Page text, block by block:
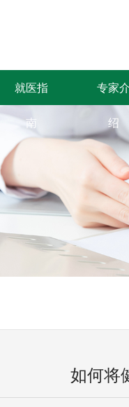
就医指
南
专家介
绍
如何将